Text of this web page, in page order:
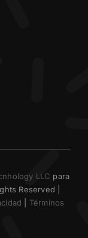
LLC para
Reserved |
Términos